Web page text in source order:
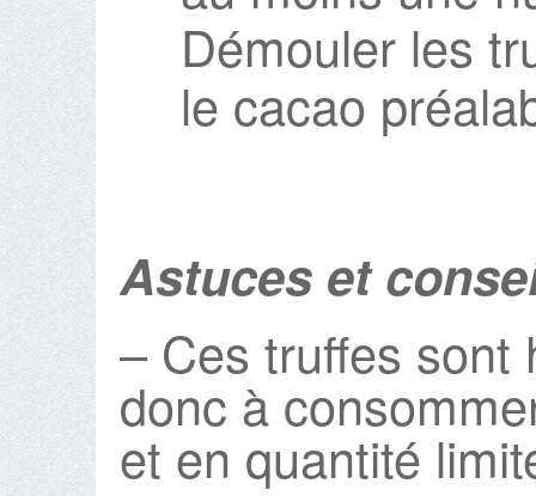
Démouler les
le cacao
Astuces et
– Ces truffes sont
donc à
et en quantité